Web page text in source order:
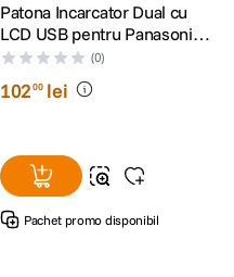
Patona Incarcator Dual cu
LCD USB pentru Panasonic
DMW-BLK22(0)
10200 lei
Pachet promo disponibil